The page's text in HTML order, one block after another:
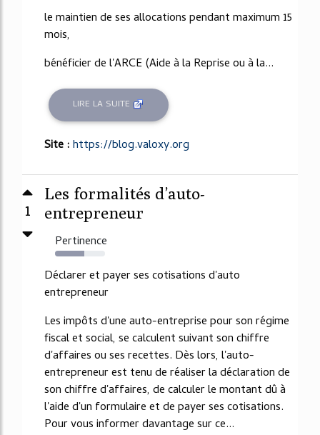
le maintien de ses allocations pendant maximum 15
mois,
bénéficier de l'ARCE (Aide à la Reprise ou à la...
LIRE LA SUITE
Site :https://blog.valoxy.org
1
Les formalités d’auto-
entrepreneur
Pertinence
58%
Déclarer et payer ses cotisations d'auto
entrepreneur
Les impôts d'une auto-entreprise pour son régime
fiscal et social, se calculent suivant son chiffre
d'affaires ou ses recettes. Dès lors, l'auto-
entrepreneur est tenu de réaliser la déclaration de
son chiffre d'affaires, de calculer le montant dû à
l'aide d'un formulaire et de payer ses cotisations.
Pour vous informer davantage sur ce...